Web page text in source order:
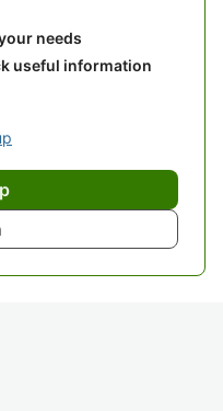
needs
useful information